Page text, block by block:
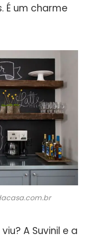
É um charme
A Suvinil e a